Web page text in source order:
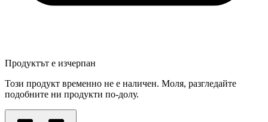
Продуктът е изчерпан
Този продукт временно не е наличен. Моля, разгледайте
подобните ни продукти по-долу.